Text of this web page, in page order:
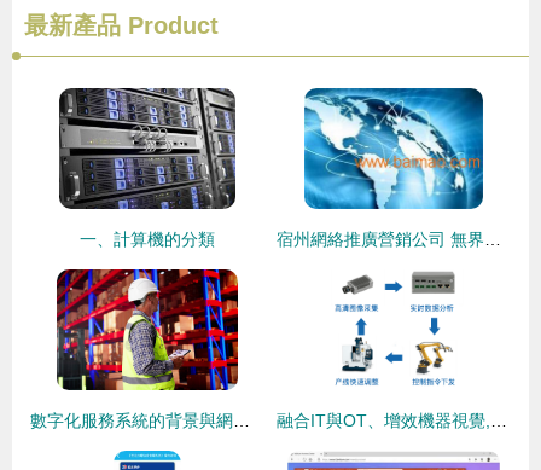
最新產品 Product
一、計算機的分類 宿州網絡推廣營銷公司 無界網絡科技sell 產品推廣圖片,宿州網絡推廣營銷公司 無界網絡科技sell 產品推廣圖片生產廠家,宿州網絡推廣營銷公司 無界網絡科技sell 產品推廣圖片價格
數字化服務系統的背景與網絡技術服務的融合與發展 融合IT與OT、增效機器視覺,這家企業如何打造「智能制造」新玩法?